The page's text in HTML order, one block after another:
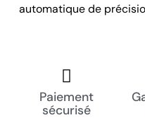
automatique de
Paiement
sécurisé